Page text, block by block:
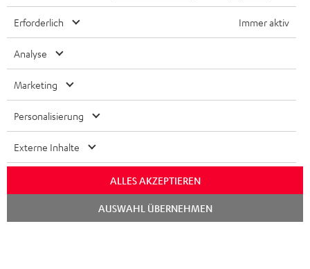
Erforderlich Immer aktiv
Analyse
Marketing
Personalisierung
Externe Inhalte
ALLES AKZEPTIEREN
AUSWAHL ÜBERNEHMEN